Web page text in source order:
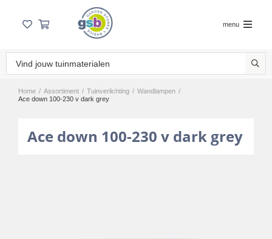
menu
Home / Assortiment / Tuinverlichting / Wandlampen /
Ace down 100-230 v dark grey
Ace down 100-230 v dark grey